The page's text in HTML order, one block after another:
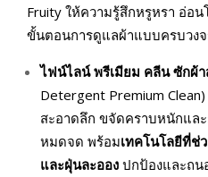
Fruity ให้ความรู้สึกหรูหรา อ่อ
ขั้นตอนการดูแลผ้าแบบครบวง
ไฟน์ไลน์ พรีเมียม คลีนซักผ้
Detergent Premium
สะอาดลึก ขจัดคราบหนักแล
หมดจด พร้อมเทคโนโลยีที่ช่
และฝุ่นละออง ปกป้องและถน